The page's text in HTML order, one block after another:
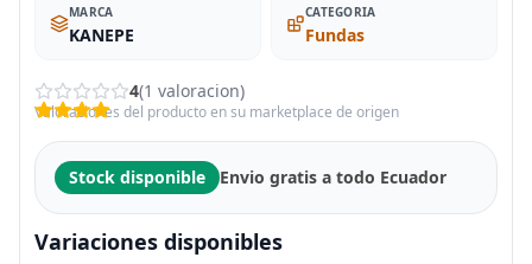
MARCA
KANEPE
CATEGORIA
Fundas
4(1 valoracion)
Valoraciones del producto en su marketplace de origen
Stock disponible Envio gratis a todo Ecuador
Variaciones disponibles